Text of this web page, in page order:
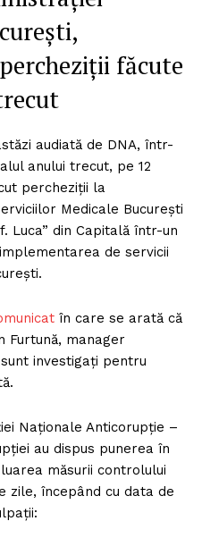
făcute
audiată de DNA, într-
anului trecut, pe 12
percheziții la
Medicale Bucureşti
Luca” din Capitală într-un
de servicii
în care se arată că
Furtună, manager
investigați pentru
Naționale Anticorupție –
au dispus punerea în
măsurii controlului
zile, începând cu data de